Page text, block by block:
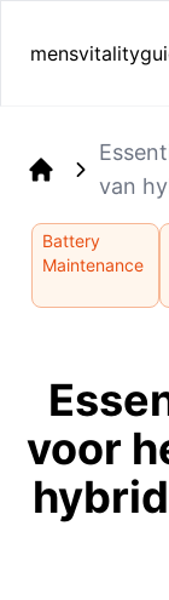
van
Battery
Maintenance
voor